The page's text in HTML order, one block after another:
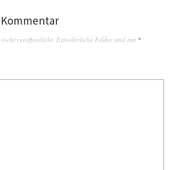
veröffentlicht. Erforderliche Felder sind mit *